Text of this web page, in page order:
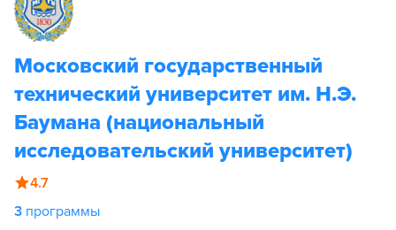
Московский государственный
технический университет им. Н.Э.
Баумана (национальный
исследовательский университет)
4.7
3 программы